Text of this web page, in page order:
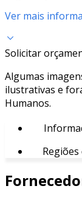
Ver mais
Solicitar
Algumas
ilustrativas e
Humanos.